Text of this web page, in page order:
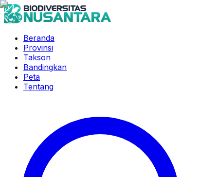
Beranda
Provinsi
Takson
Bandingkan
Peta
Tentang